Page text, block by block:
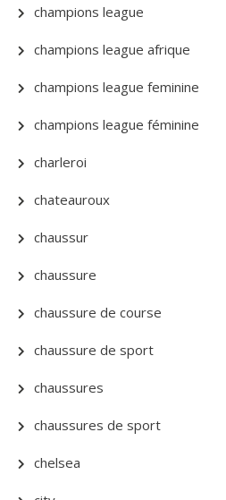
champions league
champions league afrique
champions league feminine
champions league féminine
charleroi
chateauroux
chaussur
chaussure
chaussure de course
chaussure de sport
chaussures
chaussures de sport
chelsea